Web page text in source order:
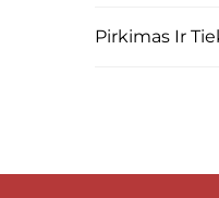
Pirkimas Ir